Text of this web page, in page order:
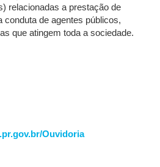
relacionadas a prestação de
conduta de agentes públicos,
que atingem toda a sociedade.
Ouvidoria